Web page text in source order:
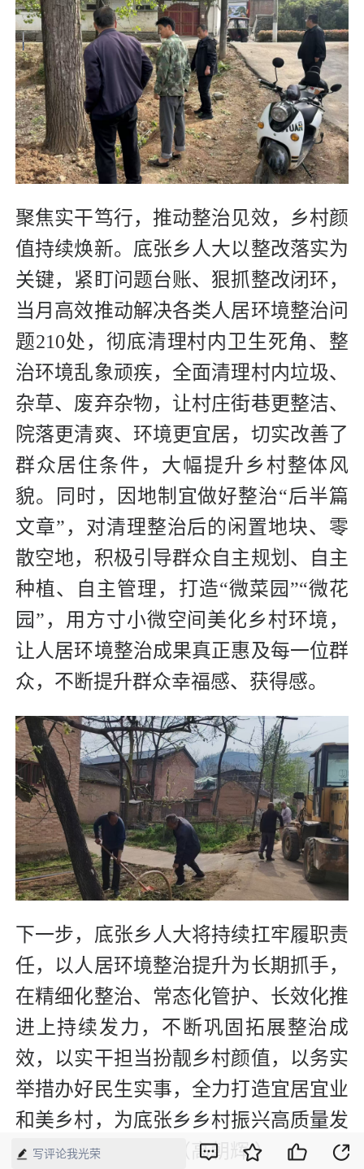
聚焦实干笃行，推动整治见效，乡村颜
值持续焕新。底张乡人大以整改落实为
关键，紧盯问题台账、狠抓整改闭环，
当月高效推动解决各类人居环境整治问
题210处，彻底清理村内卫生死角、整
治环境乱象顽疾，全面清理村内垃圾、
杂草、废弃杂物，让村庄街巷更整洁、
院落更清爽、环境更宜居，切实改善了
群众居住条件，大幅提升乡村整体风
貌。同时，因地制宜做好整治“后半篇
文章”，对清理整治后的闲置地块、零
散空地，积极引导群众自主规划、自主
种植、自主管理，打造“微菜园”“微花
园”，用方寸小微空间美化乡村环境，
让人居环境整治成果真正惠及每一位群
众，不断提升群众幸福感、获得感。
下一步，底张乡人大将持续扛牢履职责
任，以人居环境整治提升为长期抓手，
在精细化整治、常态化管护、长效化推
进上持续发力，不断巩固拓展整治成
效，以实干担当扮靓乡村颜值，以务实
举措办好民生实事，全力打造宜居宜业
和美乡村，为底张乡乡村振兴高质量发
展注入强劲动力。（高朝辉 ）
写评论我光荣